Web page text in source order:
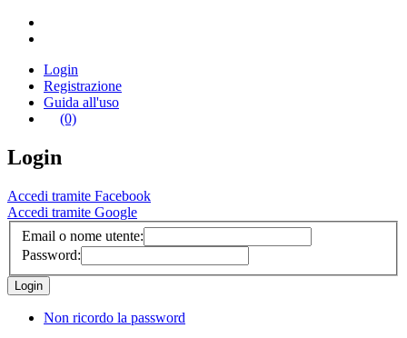
Login
Registrazione
Guida all'uso
(0)
Login
Accedi tramite Facebook
Accedi tramite Google
Email o nome utente:
Password:
Non ricordo la password